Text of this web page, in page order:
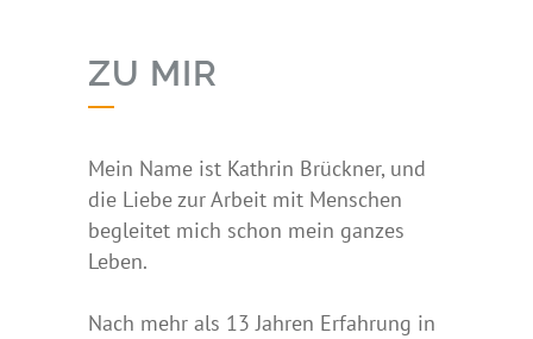
ZU MIR
Mein Name ist Kathrin Brückner, und
die Liebe zur Arbeit mit Menschen
begleitet mich schon mein ganzes
Leben.
Nach mehr als 13 Jahren Erfahrung in